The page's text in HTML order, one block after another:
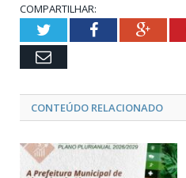
COMPARTILHAR:
TwitterFacebook
Email
CONTEÚDO RELACIONADO